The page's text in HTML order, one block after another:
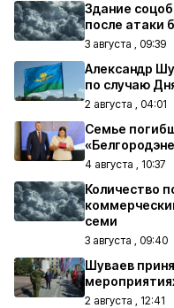
Здание
после атаки
3 августа , 09:39
Александр
по случаю
2 августа , 04:01
Семье
4 августа , 10:37
Количество
семи
3 августа , 09:40
Шуваев
2 августа , 12:41